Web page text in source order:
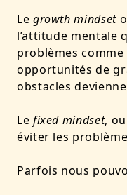
Le growth mindset
l’attitude mentale
problèmes
opportunités de
obstacles
Le fixed mindset,
éviter les
Parfois nous